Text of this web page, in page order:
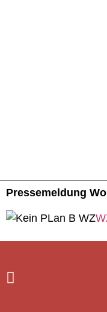
Pressemeldung